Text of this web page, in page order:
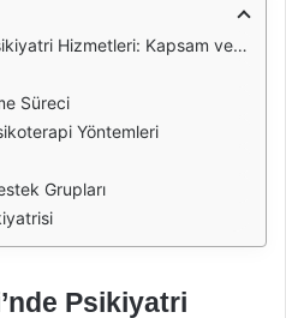
Hizmetleri: Kapsam ve Yaklaşımlar
Süreci
Yöntemleri
Grupları
Psikiyatri